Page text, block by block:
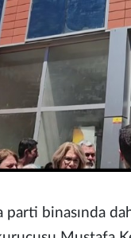
parti binasında